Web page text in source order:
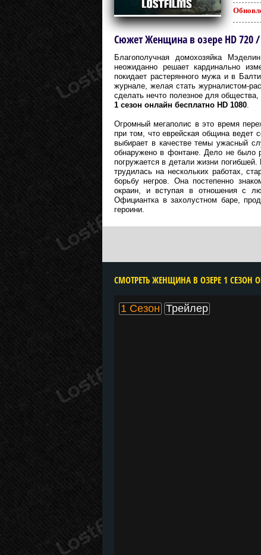
Сюжет Женщина в озере HD 720
Благополучная домохозяйка
неожиданно решает кардинально
покидает растерянного мужа и в
журнале, желая стать журналистом-
сделать нечто полезное для
1 сезон онлайн бесплатно HD 1080.
Огромный мегаполис в это время
при том, что еврейская община ведет
выбирает в качестве темы ужасный
обнаружено в фонтане. Дело не было
погружается в детали жизни
трудилась на нескольких работах,
борьбу негров. Она постепенно
окраин, и вступая в отношения с
Официантка в захолустном баре,
героини.
1 Сезон Трейлер